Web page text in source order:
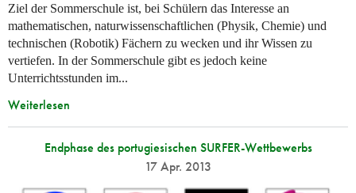
Ziel der Sommerschule ist, bei Schülern das Interesse an
mathematischen, naturwissenschaftlichen (Physik, Chemie) und
technischen (Robotik) Fächern zu wecken und ihr Wissen zu
vertiefen. In der Sommerschule gibt es jedoch keine
Unterrichtsstunden im...
Weiterlesen
Endphase des portugiesischen SURFER-Wettbewerbs
17 Apr. 2013